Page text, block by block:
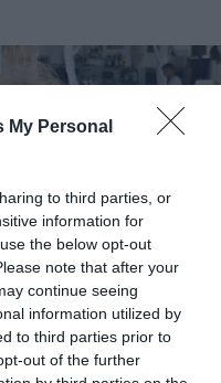
My Personal
to third parties, or
information for
the below opt-out
note that after your
continue seeing
information utilized by
to third parties prior to
out of the further
στην Ελλαδα: Το